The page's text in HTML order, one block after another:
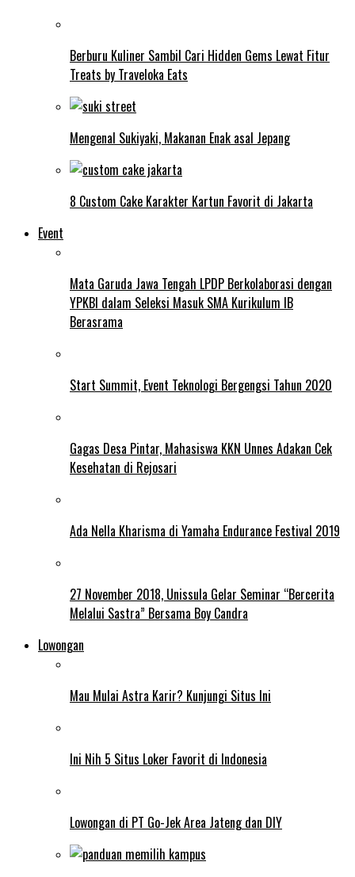
Berburu Kuliner Sambil Cari Hidden Gems Lewat Fitur
Treats by Traveloka Eats
Mengenal Sukiyaki, Makanan Enak asal Jepang
8 Custom Cake Karakter Kartun Favorit di Jakarta
Event
Mata Garuda Jawa Tengah LPDP Berkolaborasi dengan
YPKBI dalam Seleksi Masuk SMA Kurikulum IB
Berasrama
Start Summit, Event Teknologi Bergengsi Tahun 2020
Gagas Desa Pintar, Mahasiswa KKN Unnes Adakan Cek
Kesehatan di Rejosari
Ada Nella Kharisma di Yamaha Endurance Festival 2019
27 November 2018, Unissula Gelar Seminar “Bercerita
Melalui Sastra” Bersama Boy Candra
Lowongan
Mau Mulai Astra Karir? Kunjungi Situs Ini
Ini Nih 5 Situs Loker Favorit di Indonesia
Lowongan di PT Go-Jek Area Jateng dan DIY